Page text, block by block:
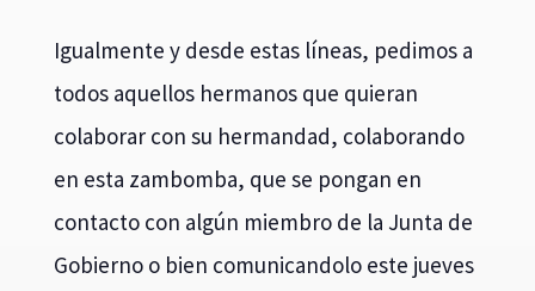
Igualmente y desde estas líneas, pedimos a
todos aquellos hermanos que quieran
colaborar con su hermandad, colaborando
en esta zambomba, que se pongan en
contacto con algún miembro de la Junta de
Gobierno o bien comunicandolo este jueves